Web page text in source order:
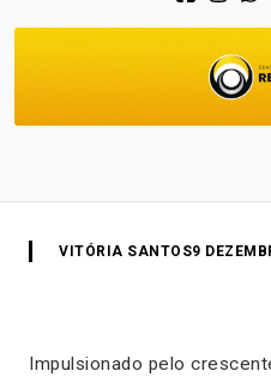
VITÓRIA SANTOS9
Impulsionado pelo